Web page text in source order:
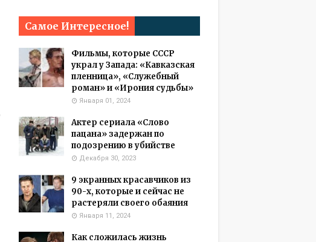
Самое Интересное!
Фильмы, которые СССР
украл у Запада: «Кавказская
пленница», «Служебный
роман» и «Ирония судьбы»
Января 01, 2024
Актер сериала «Слово
пацана» задержан по
подозрению в убийстве
Декабря 30, 2023
9 экранных красавчиков из
90-х, которые и сейчас не
растеряли своего обаяния
Января 11, 2024
Как сложилась жизнь